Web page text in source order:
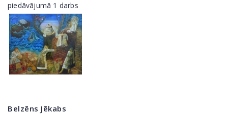
piedāvājumā 1 darbs
Belzēns Jēkabs